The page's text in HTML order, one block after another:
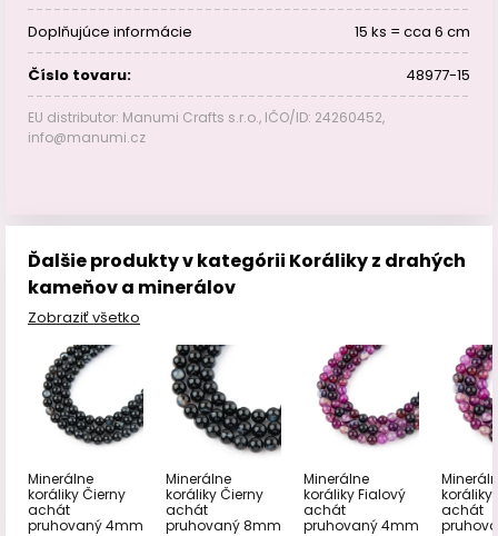
Doplňujúce informácie 15 ks = cca 6 cm
Číslo tovaru: 48977-15
EU distributor: Manumi Crafts s.r.o., IČO/ID: 24260452,
info@manumi.cz
Ďalšie produkty v kategórii Koráliky z drahých
kameňov a minerálov
Zobraziť všetko
Minerálne
koráliky Čierny
achát
pruhovaný 4mm
Minerálne
koráliky Čierny
achát
pruhovaný 8mm
Minerálne
koráliky Fialový
achát
pruhovaný 4mm
koráliky
achát